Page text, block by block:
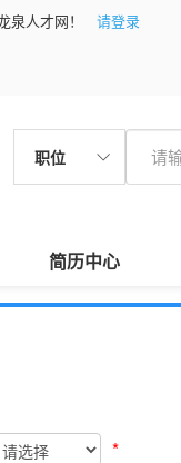
泉人才网！
请登录
职位
简历中心
*